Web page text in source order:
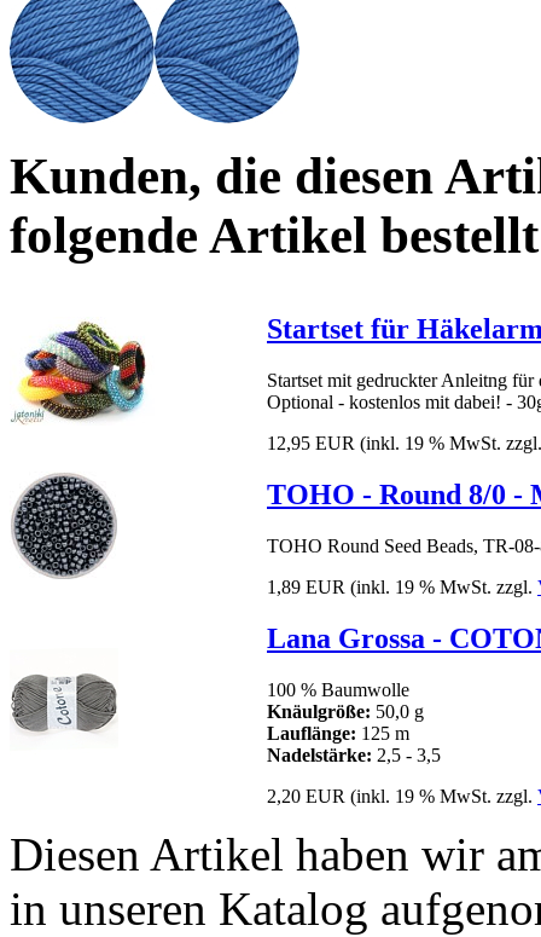
Kunden, die diesen
folgende Artikel
Startset für
Startset mit gedruckter Anleitng
Optional - kostenlos mit dabei! -
12,95 EUR (inkl. 19 % MwSt.
TOHO - Round 8/0 -
TOHO Round Seed Beads, TR-
1,89 EUR (inkl. 19 % MwSt. zzgl.
Lana Grossa -
100 % Baumwolle
Knäulgröße: 50,0 g
Lauflänge: 125 m
Nadelstärke: 2,5 - 3,5
2,20 EUR (inkl. 19 % MwSt. zzgl.
Diesen Artikel haben wir
in unseren Katalog